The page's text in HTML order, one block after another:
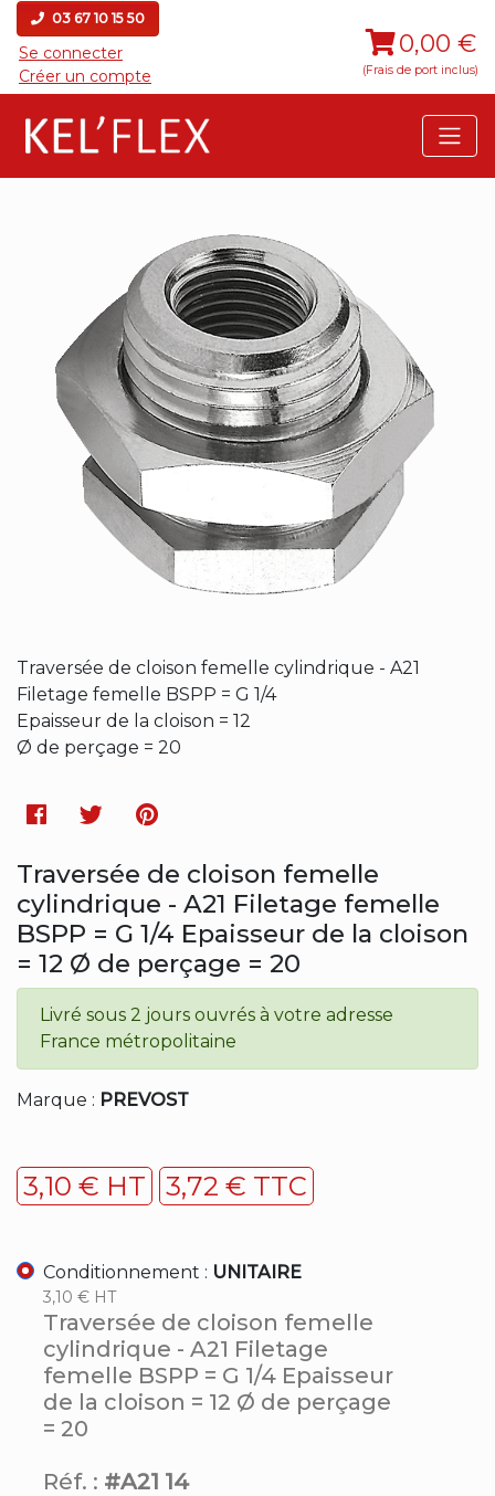
03 67 10 15 50
Se connecter
Créer un compte
0,00 €
(Frais de port inclus)
Traversée de cloison femelle cylindrique - A21
Filetage femelle BSPP = G 1/4
Epaisseur de la cloison = 12
Ø de perçage = 20
Facebook
TwitterPinterest
Traversée de cloison femelle
cylindrique - A21 Filetage femelle
BSPP = G 1/4 Epaisseur de la cloison
= 12 Ø de perçage = 20
Livré sous 2 jours ouvrés à votre adresse
France métropolitaine
Marque : PREVOST
3,10 € HT 3,72 € TTC
Conditionnement : UNITAIRE
3,10 € HT
Traversée de cloison femelle
cylindrique - A21 Filetage
femelle BSPP = G 1/4 Epaisseur
de la cloison = 12 Ø de perçage
= 20
Réf. : #A21 14